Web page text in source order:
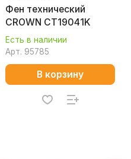
Фен технический
CROWN CT19041K
Есть в наличии
Арт. 95785
В корзину